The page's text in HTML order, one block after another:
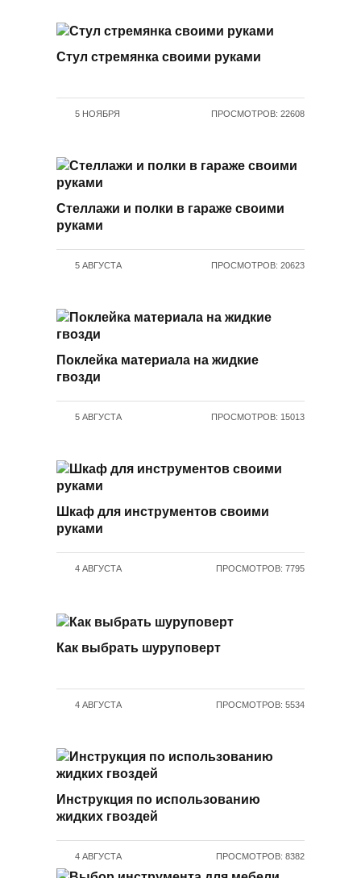
Стул стремянка своими руками
5 НОЯБРЯ ПРОСМОТРОВ: 22608
Стеллажи и полки в гараже своими
руками
5 АВГУСТА ПРОСМОТРОВ: 20623
Поклейка материала на жидкие
гвозди
5 АВГУСТА ПРОСМОТРОВ: 15013
Шкаф для инструментов своими
руками
4 АВГУСТА ПРОСМОТРОВ: 7795
Как выбрать шуруповерт
4 АВГУСТА ПРОСМОТРОВ: 5534
Инструкция по использованию
жидких гвоздей
4 АВГУСТА ПРОСМОТРОВ: 8382